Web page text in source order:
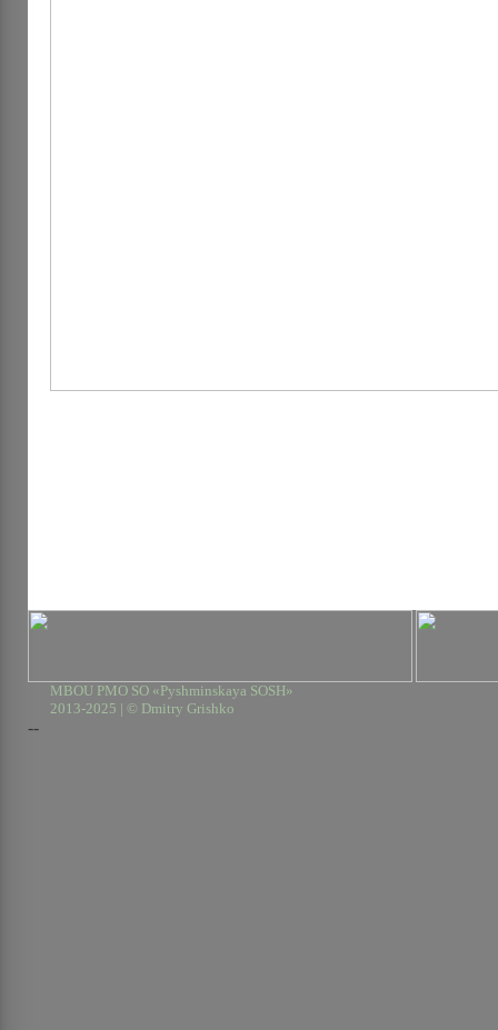
MBOU PMO SO «Pyshminskaya SOSH»
2013-2025 | © Dmitry Grishko
--